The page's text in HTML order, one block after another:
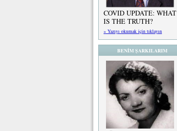
COVID UPDATE: WHAT
IS THE TRUTH?
» Yazıyı okumak için tıklayın
BENİM ŞARKILARIM